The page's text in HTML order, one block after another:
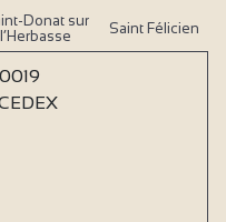
Donat sur
l’Herbasse
Saint Félicien